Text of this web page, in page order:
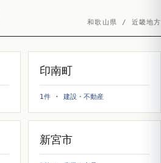
和歌山県 / 近畿地方
印南町
1件 · 建設・不動産
新宮市